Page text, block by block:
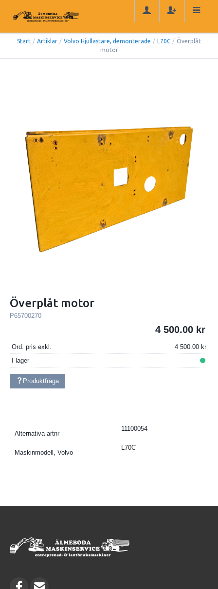
Start / Artiklar / Volvo Hjullastare, demonterade / L70C / Överplåt
motor
Överplåt motor
P65700270
4 500.00
Ord. pris exkl.
4 500.00
I lager
Produktfråga
Alternativa artnr
11100054
Maskinmodell, Volvo
L70C